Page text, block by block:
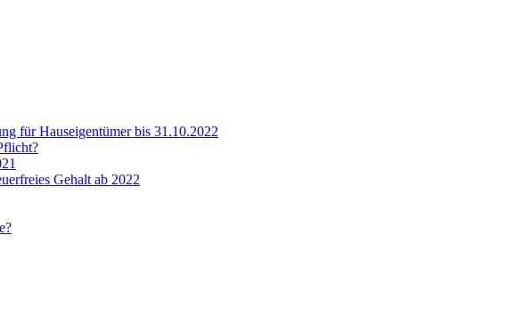
für Hauseigentümer bis 31.10.2022
Gehalt ab 2022